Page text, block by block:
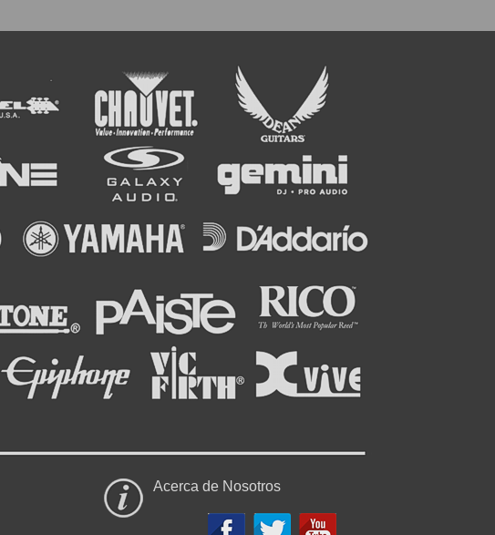
Acerca de Nosotros